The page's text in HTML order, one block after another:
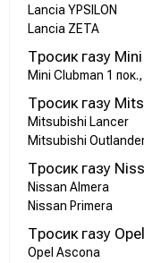
Lancia YPSILON
Lancia ZETA
Тросик газу Mini
Mini Clubman 1
Тросик газу
Mitsubishi Lancer
Mitsubishi
Тросик газу
Nissan Almera
Nissan Primera
Тросик газу Opel
Opel Ascona